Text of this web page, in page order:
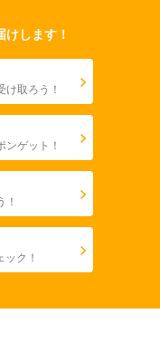
けします！
取ろう！
ゲット！
ク！